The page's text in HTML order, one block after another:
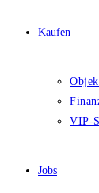
Kaufen
VIP-
Jobs